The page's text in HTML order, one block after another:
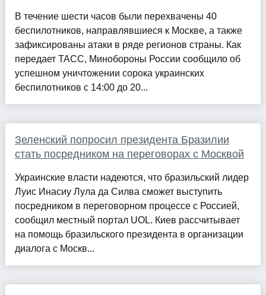
В течение шести часов были перехвачены 40
беспилотников, направлявшиеся к Москве, а также
зафиксированы атаки в ряде регионов страны. Как
передает ТАСС, Минобороны России сообщило об
успешном уничтожении сорока украинских
беспилотников с 14:00 до 20...
Зеленский попросил президента Бразилии
стать посредником на переговорах с Москвой
Украинские власти надеются, что бразильский лидер
Луис Инасиу Лула да Силва сможет выступить
посредником в переговорном процессе с Россией,
сообщил местный портал UOL. Киев рассчитывает
на помощь бразильского президента в организации
диалога с Москв...